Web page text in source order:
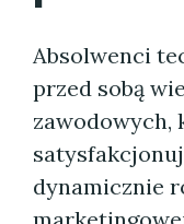
Absolwenci
przed sobą
zawodowych,
dynamicznie